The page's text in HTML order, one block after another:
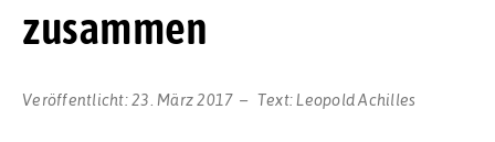
zusammen
Veröffentlicht:23. März 2017 Text:Leopold Achilles